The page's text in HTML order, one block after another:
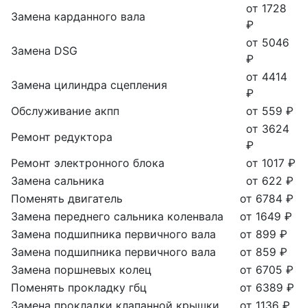
Замена карданного вала
от 1728
₽
Замена DSG
от 5046
₽
Замена цилиндра сцепления
от 4414
₽
Обслуживание акпп
от 559 ₽
Ремонт редуктора
от 3624
₽
Ремонт электронного блока
от 1017 ₽
Замена сальника
от 622 ₽
Поменять двигатель
от 6784 ₽
Замена переднего сальника коленвала
от 1649 ₽
Замена подшипника первичного вала
от 899 ₽
Замена подшипника первичного вала
от 859 ₽
Замена поршневых колец
от 6705 ₽
Поменять прокладку гбц
от 6389 ₽
Замена прокладки клапанной крышки
от 1136 ₽